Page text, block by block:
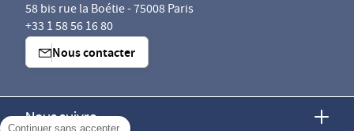
Continuer sans accepter
58 bis rue la Boétie - 75008 Paris
+33 1 58 56 16 80
Nous contacter
Nous suivre